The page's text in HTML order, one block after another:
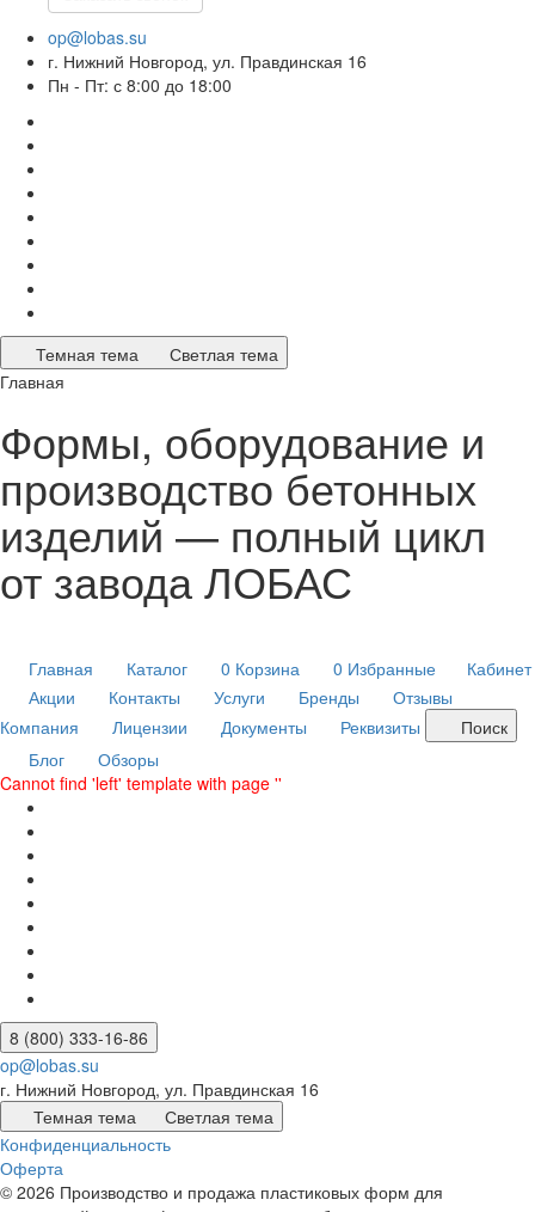
op@lobas.su
г. Нижний Новгород, ул. Правдинская 16
Пн - Пт: с 8:00 до 18:00
Темная тема
Светлая тема
Главная
Формы, оборудование и
производство бетонных
изделий — полный цикл
от завода ЛОБАС
Главная Каталог 0 Корзина 0 Избранные
Кабинет
Акции
Контакты Услуги Бренды
Отзывы
Компания
Лицензии Документы Реквизиты
Поиск
Блог
Обзоры
Cannot find 'left' template with page ''
8 (800) 333-16-86
op@lobas.su
г. Нижний Новгород, ул. Правдинская 16
Темная тема
Светлая тема
Конфиденциальность
Оферта
© 2026 Производство и продажа пластиковых форм для